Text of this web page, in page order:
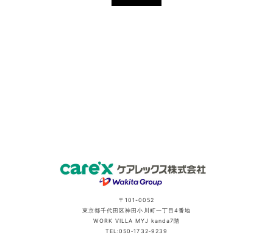
〒101-0052
東京都千代田区神田小川町一丁目4番地
WORK VILLA MYJ kanda7階
TEL:050‐1732‐9239